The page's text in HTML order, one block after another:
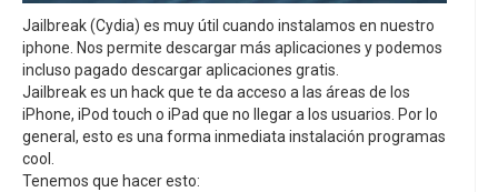
Jailbreak (Cydia) es muy útil cuando instalamos en nuestro
iphone. Nos permite descargar más aplicaciones y podemos
incluso pagado descargar aplicaciones gratis.
Jailbreak es un hack que te da acceso a las áreas de los
iPhone, iPod touch o iPad que no llegar a los usuarios. Por lo
general, esto es una forma inmediata instalación programas
cool.
Tenemos que hacer esto: